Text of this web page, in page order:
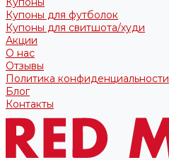
Купоны для футболок
Купоны для свитшота/худи
Акции
О нас
Отзывы
Политика конфиденциальности
Блог
Контакты